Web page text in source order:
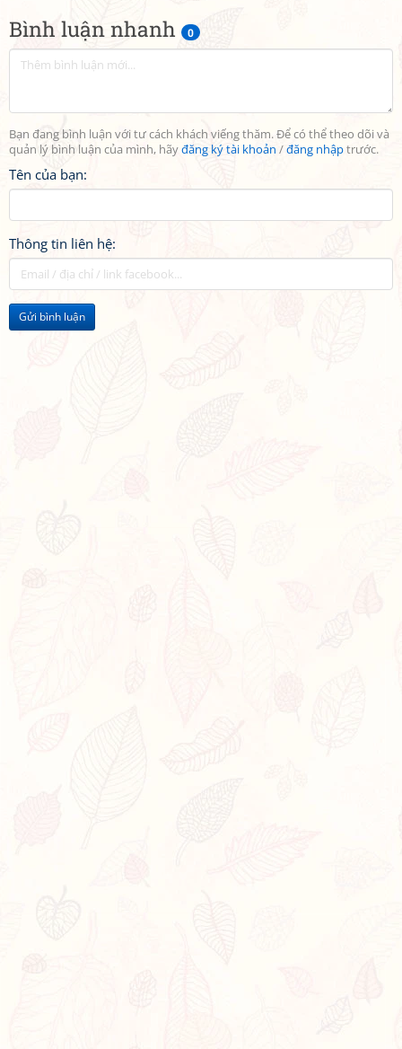
Bình luận nhanh 0
Bạn đang bình luận với tư cách khách viếng thăm. Để có thể theo dõi và
quản lý bình luận của mình, hãyđăng ký tài khoản /đăng nhậptrước.
Tên của bạn:
Thông tin liên hệ:
Gửi bình luận